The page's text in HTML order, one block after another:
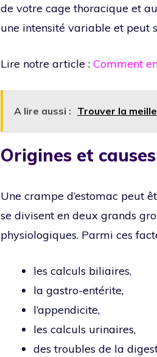
de votre cage thoracique et
une intensité variable et peut
Lire notre article : Comment
A lire aussi : Trouver la
Origines et
Une crampe d’estomac peut
se divisent en deux grands
physiologiques. Parmi ces
les calculs biliaires,
la gastro-entérite,
l’appendicite,
les calculs urinaires,
des troubles de la